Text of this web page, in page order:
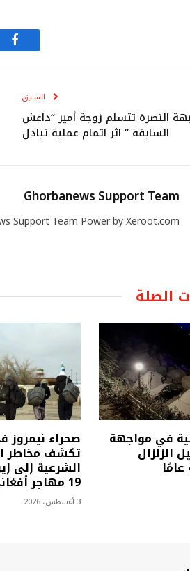
السابق
النصرة تتسلم زوجة أمير “داعش
السابقة ” اثر اتمام عملية تبادل
Ghorbanews Support Team
Support Team Power by Xeroot.com
الصلة
في مواجهة
الزلزال
صحراء نيمروز
تكشف مخاطر
الشرعية إلى
19 مهاجر أفغاني
3 أغسطس، 2026